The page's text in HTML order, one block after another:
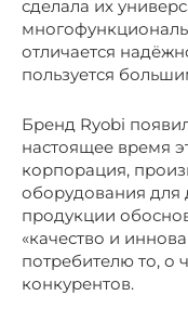
сделала их
отличается
пользуется
Бренд Ryobi
настоящее время
корпорация,
оборудования для
продукции
«качество и
потребителю то, о
конкурентов.